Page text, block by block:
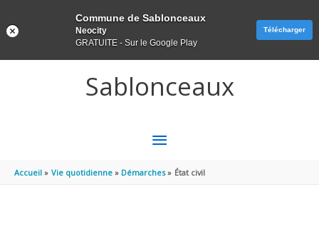
Sablonceaux
MENU
PRINCIPAL
Accueil Vie quotidienne Démarches État civil
Commune de Sablonceaux
Neocity
GRATUITE - Sur le Google Play
Télécharger